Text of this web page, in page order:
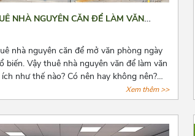
NHÀ NGUYÊN CĂN ĐỂ LÀM VĂN
nhà nguyên căn để mở văn phòng ngày
biến. Vậy thuê nhà nguyên văn để làm văn
như thế nào? Có nên hay không nên?
tìm câu trả lời các câu hỏi này qua bài viết
Xem thêm >>